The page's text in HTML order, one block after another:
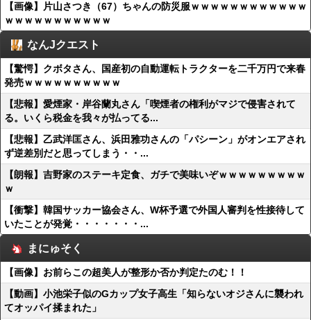
【画像】片山さつき（67）ちゃんの防災服ｗｗｗｗｗｗｗｗｗｗｗｗ
ｗｗｗｗｗｗｗｗｗｗｗ
なんJクエスト
【驚愕】クボタさん、国産初の自動運転トラクターを二千万円で来春
発売ｗｗｗｗｗｗｗｗｗｗ
【悲報】愛煙家・岸谷蘭丸さん「喫煙者の権利がマジで侵害されて
る。いくら税金を我々が払ってる...
【悲報】乙武洋匡さん、浜田雅功さんの「パシーン」がオンエアされ
ず逆差別だと思ってしまう・・...
【朗報】吉野家のステーキ定食、ガチで美味いぞｗｗｗｗｗｗｗｗｗ
ｗ
【衝撃】韓国サッカー協会さん、W杯予選で外国人審判を性接待して
いたことが発覚・・・・・・・...
まにゅそく
【画像】お前らこの超美人が整形か否か判定たのむ！！
【動画】小池栄子似のGカップ女子高生「知らないオジさんに襲われ
てオッパイ揉まれた」